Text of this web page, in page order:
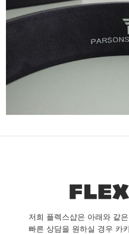
저희 플렉스샵은 아래와 같
빠른 상담을 원하실 경우 카